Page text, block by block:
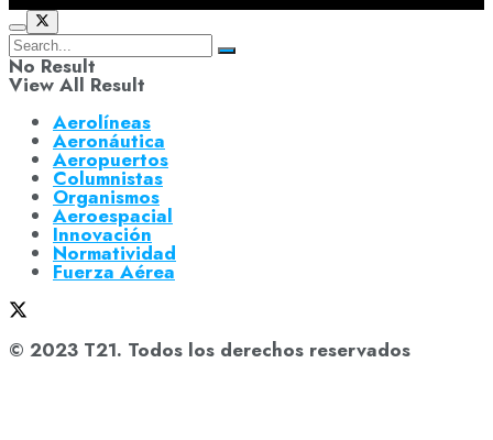
No Result
View All Result
Aerolíneas
Aeronáutica
Aeropuertos
Columnistas
Organismos
Aeroespacial
Innovación
Normatividad
Fuerza Aérea
© 2023 T21. Todos los derechos reservados